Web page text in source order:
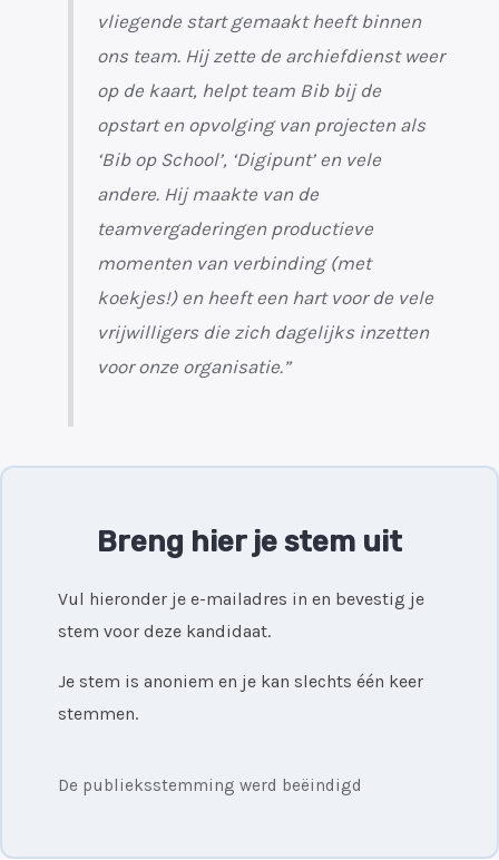
vliegende start gemaakt heeft binnen
ons team. Hij zette de archiefdienst weer
op de kaart, helpt team Bib bij de
opstart en opvolging van projecten als
‘Bib op School’, ‘Digipunt’ en vele
andere. Hij maakte van de
teamvergaderingen productieve
momenten van verbinding (met
koekjes!) en heeft een hart voor de vele
vrijwilligers die zich dagelijks inzetten
voor onze organisatie.”
Breng hier je stem uit
Vul hieronder je e-mailadres in en bevestig je
stem voor deze kandidaat.
Je stem is anoniem en je kan slechts één keer
stemmen.
De publieksstemming werd beëindigd